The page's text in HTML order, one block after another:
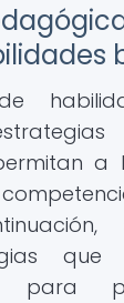
a
que
para